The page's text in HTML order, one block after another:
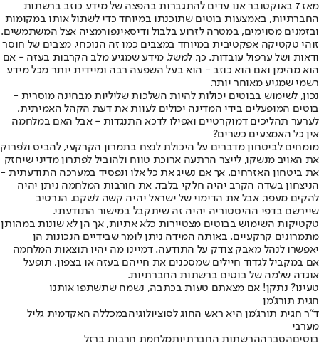
מאז 7 באוקטובר אנו עדים להתגברות בהפצה של מידע כוזב ברשתות
החברתיות, באמצעות בוטים שתוכנתו במיוחד כדי לשתול אותו במקומות
ובזמנים מסוימים, במטרה לזרוע בלבול ודיסאינפורמציה אצל המשתמשים.
זוהי טקטיקה אפקטיבית במיוחד במצבים כמו זה הנוכחי, מצבים של חוסר
ודאות ושל ערפול עובדות. כך, למשל, מידע שמגיע מלב הקרבות בעזה - אם
הוא מהימן ואם הוא כוזב - הוא בעל השפעה רבה ומיידית יותר מכל מידע
רשמי שמגיע מאוחר יותר.
נכון, לשימוש בבוטים יכולות להיות השלכות שליליות מבחינה מוסרית -
בוטים המופעלים בידי המדינה יכולים לעוות את דעת הקהל האמיתית,
לערער תהליכים דמוקרטיים ואפילו לדכא התנגדות - אבל האם במלחמה
אין כל האמצעים כשרים?
מומחים לביטחון מדברים על היכולת לנצח בתמרון הקרקעי, להביס ולפרוק
את האויב מנשקו, לייצר הרתעה ארוכת טווח ולהוביל לפתרון מדיני שיחזק
את ביטחון האזרחים. אך אם נשיג את כל אלו ונפסיד במערכה התודעתית -
הניצחון בשדה הקרב יהיה חלקי בלבד. את חורבות המלחמה ניתן יהיה
להקים מעפר, אבל את הדימוי של ישראל יהיה קשה לשקם. הנרטיב
שיירשם בדפי ההיסטוריה יהיה זה שיתקבל במישור התודעתי.
טקטיקות השימוש בבוטים מצטיירות כלא אתיות, אך הן לא שונות במהותן
מתמרונים קרקעיים. באותה המידה ניתן לומר שבידיים הנכונות הן
יאפשרו לנהל מאבק צודק על התודעה. דמיינו מה יהיו תוצאות המלחמה
אם במקביל לגדוד חיילים שמסכנים את חייהם בעזה או בצפון, תופעל
אוגדה שלמה של בוטים ברשתות החברתיות.
טעינו? נתקן! אם מצאתם טעות בכתבה, נשמח שתשתפו אותנו
חגית תורג'מן
ד"ר חגית תורג'מן היא ראש החוג לסוציולוגיהבמכללה האקדמית גליל
מערבי
בוטיםהסברההרשתות החברתיותמלחמת חרבות ברזל